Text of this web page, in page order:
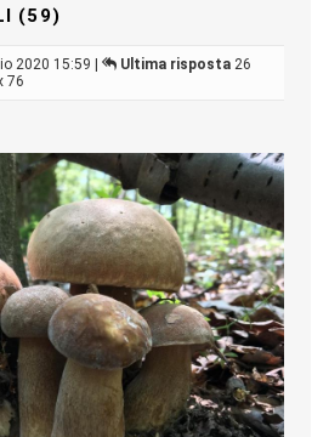
(59)
2020 15:59 | Ultima risposta 26
76